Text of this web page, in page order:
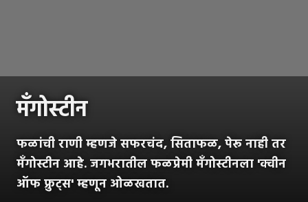
मँगोस्टीन
फळांची राणी म्हणजे सफरचंद, सिताफळ, पेरू नाही तर
मँगोस्टीन आहे. जगभरातील फळप्रेमी मँगोस्टीनला 'क्वीन
ऑफ फ्रुट्स' म्हणून ओळखतात.